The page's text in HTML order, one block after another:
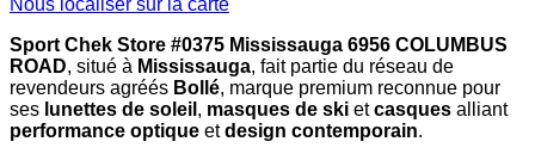
Nous localiser sur la carte
Sport Chek Store #0375 Mississauga 6956 COLUMBUS
ROAD, situé à Mississauga, fait partie du réseau de
revendeurs agréés Bollé, marque premium reconnue pour
ses lunettes de soleil , masques de ski etcasques alliant
performance optique etdesign contemporain.